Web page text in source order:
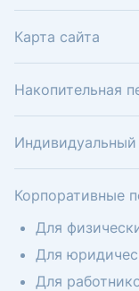
Карта сайта
Накопительная
Корпоративные
Для
Для
Для